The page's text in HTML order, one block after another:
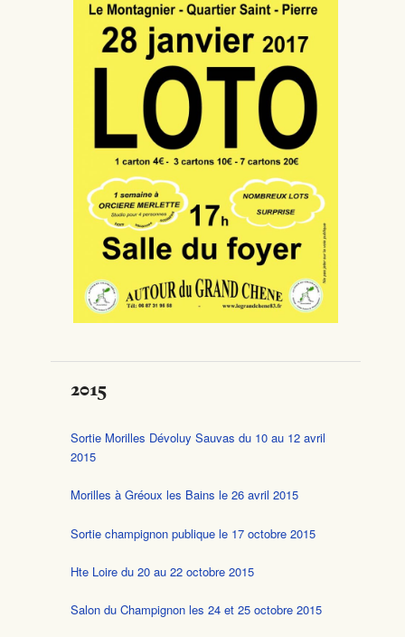
2015
Sortie Morilles Dévoluy Sauvas du 10 au 12 avril
2015
Morilles à Gréoux les Bains le 26 avril 2015
Sortie champignon publique le 17 octobre 2015
Hte Loire du 20 au 22 octobre 2015
Salon du Champignon les 24 et 25 octobre 2015